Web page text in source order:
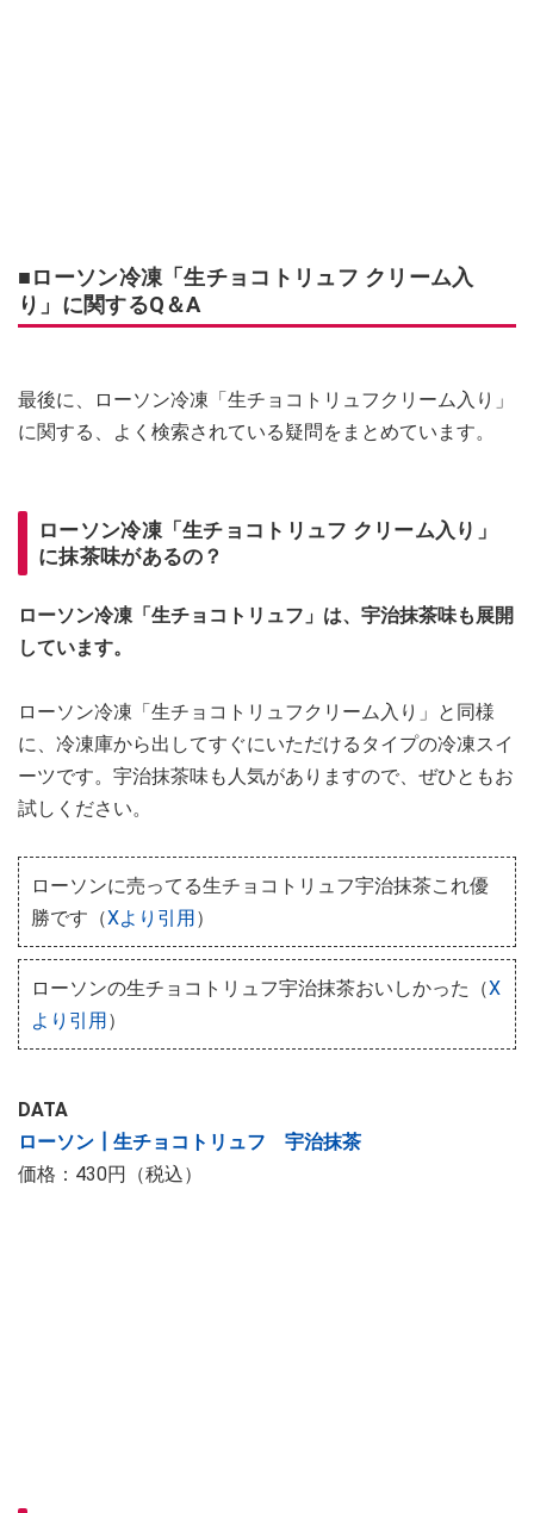
■ローソン冷凍「生チョコトリュフ クリーム入
り」に関するQ＆A
最後に、ローソン冷凍「生チョコトリュフクリーム入り」
に関する、よく検索されている疑問をまとめています。
ローソン冷凍「生チョコトリュフ クリーム入り」
に抹茶味があるの？
ローソン冷凍「生チョコトリュフ」は、宇治抹茶味も展開
しています。
ローソン冷凍「生チョコトリュフクリーム入り」と同様
に、冷凍庫から出してすぐにいただけるタイプの冷凍スイ
ーツです。宇治抹茶味も人気がありますので、ぜひともお
試しください。
ローソンに売ってる生チョコトリュフ宇治抹茶これ優
勝です（Xより引用）
ローソンの生チョコトリュフ宇治抹茶おいしかった（X
より引用）
DATA
ローソン┃生チョコトリュフ 宇治抹茶
価格：430円（税込）